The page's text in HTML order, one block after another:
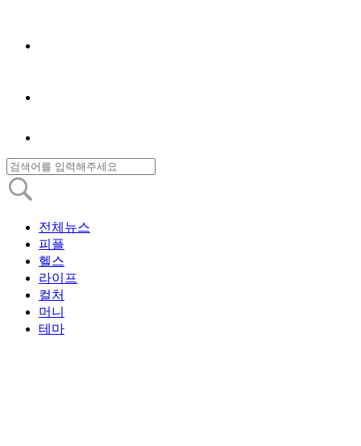
전체뉴스
피플
헬스
라이프
컬처
머니
테마